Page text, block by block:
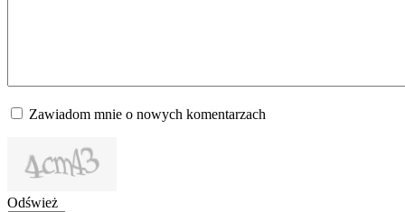
Zawiadom mnie o nowych komentarzach
Odśwież